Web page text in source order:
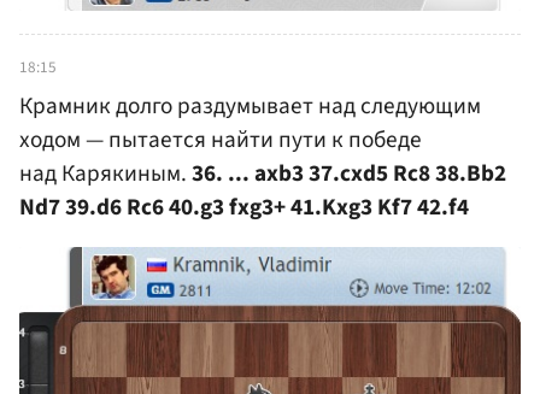
18:15
Крамник долго раздумывает над следующим
ходом — пытается найти пути к победе
над Карякиным.36. ... axb3 37.cxd5 Rc8 38.Bb2
Nd7 39.d6 Rc6 40.g3 fxg3+ 41.Kxg3 Kf7 42.f4